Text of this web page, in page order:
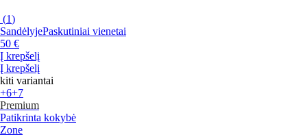
(1)
SandėlyjePaskutiniai vienetai
50 €
Į krepšelį
Į krepšelį
kiti variantai
+6+7
Premium
Patikrinta kokybė
Zone